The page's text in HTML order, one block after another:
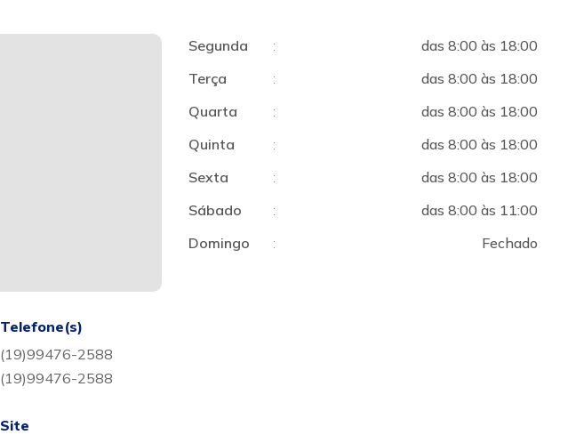
Segunda :
das 8:00 às 18:00
Terça
:
das 8:00 às 18:00
Quarta
:
das 8:00 às 18:00
Quinta
:
das 8:00 às 18:00
Sexta
:
das 8:00 às 18:00
Sábado
:
das 8:00 às 11:00
Domingo
: Fechado
Telefone(s)
(19)99476-2588
(19)99476-2588
Site